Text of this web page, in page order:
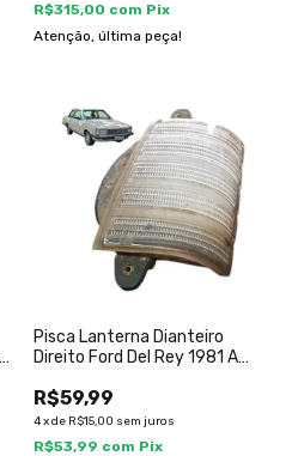
R$315,00 com Pix
Atenção, última peça!
Pisca Lanterna Dianteiro
Direito Ford Del Rey 1981 A
R$59,99
4xde R$15,00 sem juros
R$53,99 com Pix